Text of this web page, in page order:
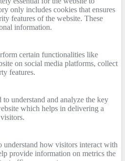
only includes cookies that ensures
features of the website. These
information.
certain functionalities like
on social media platforms, collect
features.
to understand and analyze the key
which helps in delivering a
understand how visitors interact with
provide information on metrics the